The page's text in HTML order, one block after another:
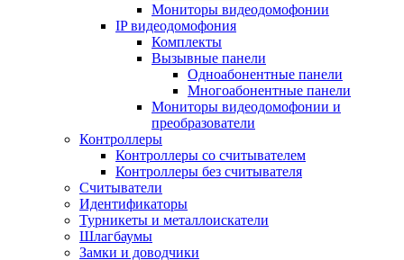
Мониторы видеодомофонии
IP видеодомофония
Комплекты
Вызывные панели
Одноабонентные панели
Многоабонентные панели
Мониторы видеодомофонии и
преобразователи
Контроллеры
Контроллеры со считывателем
Контроллеры без считывателя
Считыватели
Идентификаторы
Турникеты и металлоискатели
Шлагбаумы
Замки и доводчики